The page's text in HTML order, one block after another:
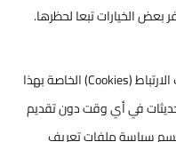
بعض الخيارات تبعا لحظرها.
يجب أن يدرك الزائر أن سياسات ملفات تعريف الارتباط (Cookies) الخاصة بهذا
في أي وقت دون تقديم
قسم سياسة ملفات تعريف